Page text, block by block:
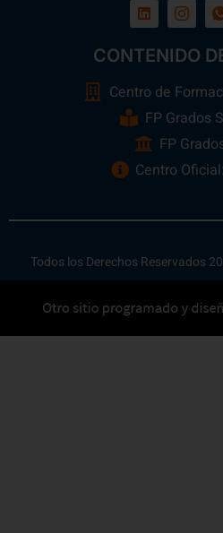
CONTENIDO
Centro de
FP Grados
FP
Centro
Todos los Derechos Reservados